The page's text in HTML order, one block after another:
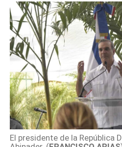
El presidente de la República